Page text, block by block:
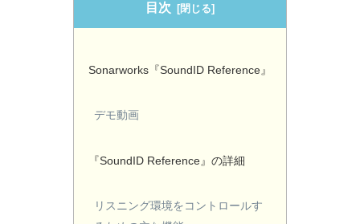
目次
Sonarworks『SoundID Reference』
デモ動画
『SoundID Reference』の詳細
リスニング環境をコントロールす